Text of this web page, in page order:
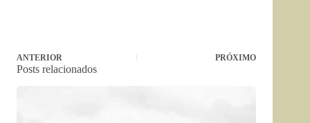
ANTERIOR PRÓXIMO
Posts relacionados